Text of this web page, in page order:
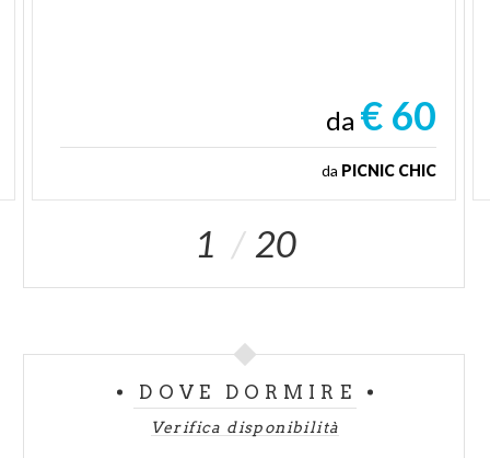
da € 60
da PICNIC CHIC
1 20
DOVE DORMIRE
Verifica disponibilità